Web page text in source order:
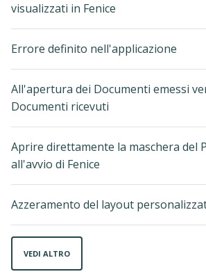
visualizzati in Fenice
Errore definito nell'applicazione
All'apertura dei Documenti emessi
Documenti ricevuti
Aprire direttamente la maschera del
all'avvio di Fenice
Azzeramento del layout
VEDI ALTRO